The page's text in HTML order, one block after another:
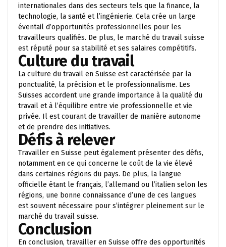
internationales dans des secteurs tels que la finance, la
technologie, la santé et l’ingénierie. Cela crée un large
éventail d’opportunités professionnelles pour les
travailleurs qualifiés. De plus, le marché du travail suisse
est réputé pour sa stabilité et ses salaires compétitifs.
Culture du travail
La culture du travail en Suisse est caractérisée par la
ponctualité, la précision et le professionnalisme. Les
Suisses accordent une grande importance à la qualité du
travail et à l’équilibre entre vie professionnelle et vie
privée. Il est courant de travailler de manière autonome
et de prendre des initiatives.
Défis à relever
Travailler en Suisse peut également présenter des défis,
notamment en ce qui concerne le coût de la vie élevé
dans certaines régions du pays. De plus, la langue
officielle étant le français, l’allemand ou l’italien selon les
régions, une bonne connaissance d’une de ces langues
est souvent nécessaire pour s’intégrer pleinement sur le
marché du travail suisse.
Conclusion
En conclusion, travailler en Suisse offre des opportunités